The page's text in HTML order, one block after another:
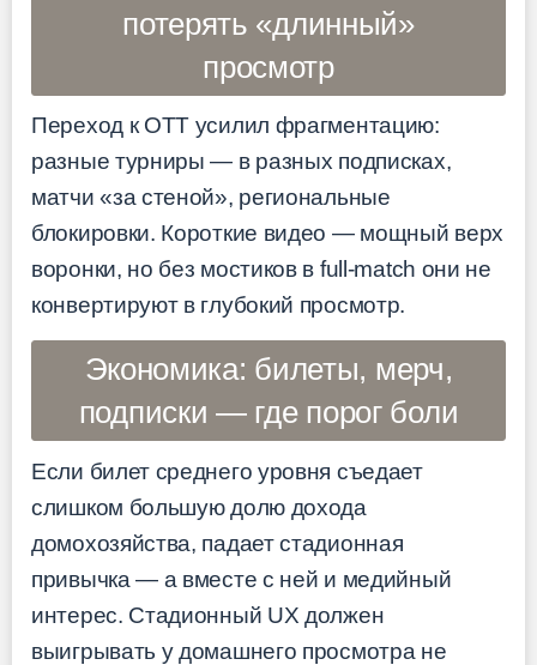
потерять «длинный»
просмотр
Переход к OTT усилил фрагментацию:
разные турниры — в разных подписках,
матчи «за стеной», региональные
блокировки. Короткие видео — мощный верх
воронки, но без мостиков в full-match они не
конвертируют в глубокий просмотр.
Экономика: билеты, мерч,
подписки — где порог боли
Если билет среднего уровня съедает
слишком большую долю дохода
домохозяйства, падает стадионная
привычка — а вместе с ней и медийный
интерес. Стадионный UX должен
выигрывать у домашнего просмотра не